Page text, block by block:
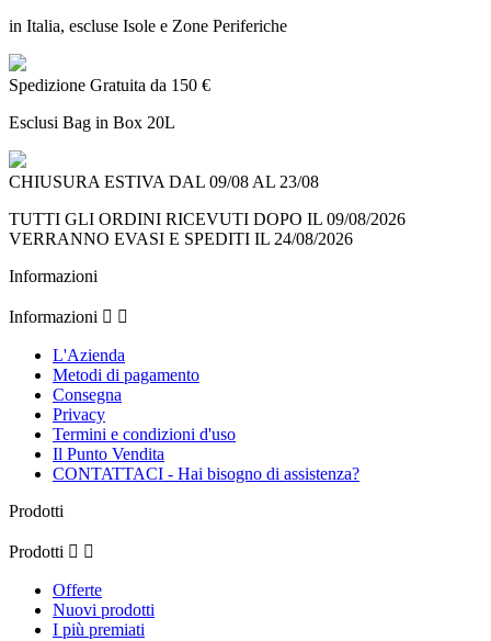
in Italia, escluse Isole e Zone Periferiche
Spedizione Gratuita da 150 €
Esclusi Bag in Box 20L
CHIUSURA ESTIVA DAL 09/08 AL 23/08
TUTTI GLI ORDINI RICEVUTI DOPO IL 09/08/2026
VERRANNO EVASI E SPEDITI IL 24/08/2026
Informazioni
Informazioni  
L'Azienda
Metodi di pagamento
Consegna
Privacy
Termini e condizioni d'uso
Il Punto Vendita
CONTATTACI - Hai bisogno di assistenza?
Prodotti
Prodotti  
Offerte
Nuovi prodotti
I più premiati